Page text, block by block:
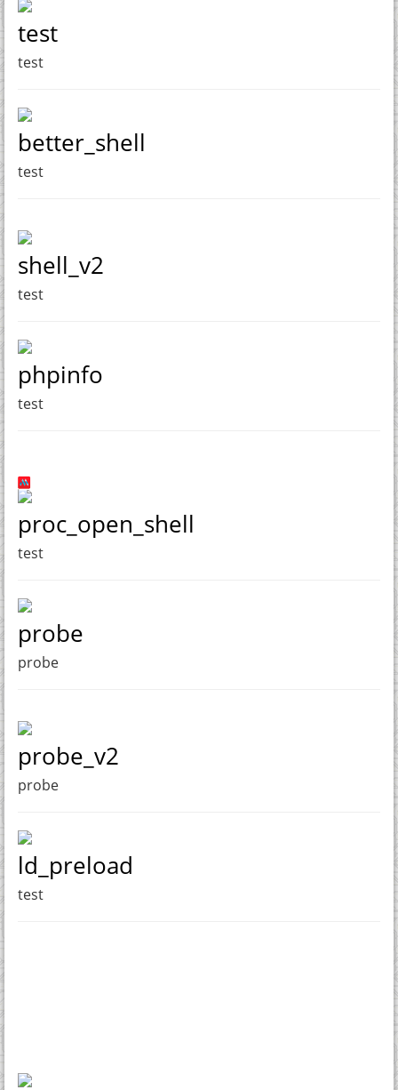
test
test
better_shell
test
shell_v2
test
phpinfo
test
proc_open_shell
test
probe
probe
probe_v2
probe
ld_preload
test